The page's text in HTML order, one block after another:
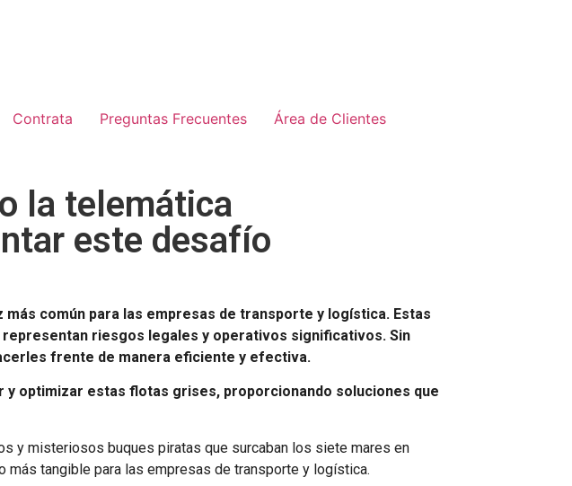
Contrata Preguntas Frecuentes Área de Clientes
la telemática
este desafío
común para las empresas de transporte y logística. Estas
riesgos legales y operativos significativos. Sin
frente de manera eficiente y efectiva.
y optimizar estas flotas grises, proporcionando soluciones que
y misteriosos buques piratas que surcaban los siete mares en
tangible para las empresas de transporte y logística.